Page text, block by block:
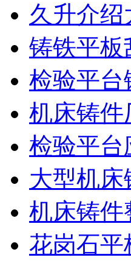
久升介
铸铁平板
检验平台
机床铸件
检验平台
大型机
机床铸件
花岗石平